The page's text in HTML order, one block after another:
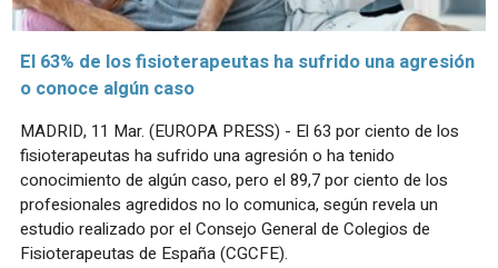
El 63% de los fisioterapeutas ha sufrido una agresión
o conoce algún caso
MADRID, 11 Mar. (EUROPA PRESS) - El 63 por ciento de los
fisioterapeutas ha sufrido una agresión o ha tenido
conocimiento de algún caso, pero el 89,7 por ciento de los
profesionales agredidos no lo comunica, según revela un
estudio realizado por el Consejo General de Colegios de
Fisioterapeutas de España (CGCFE).